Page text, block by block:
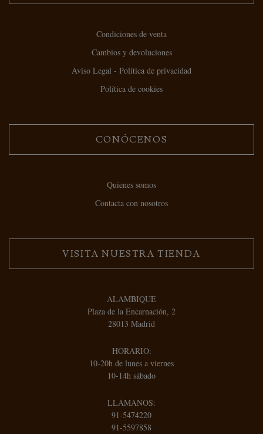
Condiciones de venta
Cambios y devoluciones
Aviso Legal - Política de privacidad
Política de cookies
CONÓCENOS
Quienes somos
Contacta con nosotros
VISITA NUESTRA TIENDA
ALAMBIQUE
Plaza de la Encarnación, 2
28013 Madrid
HORARIO:
10-20h de lunes a viernes
10-14h sábado
LLÁMANOS:
91-5474220
91-5597858